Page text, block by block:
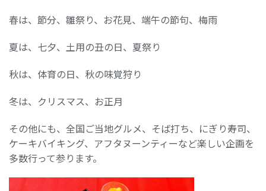
春は、節分、雛祭り、お花見、端午の節句、梅雨
夏は、七夕、土用の丑の日、夏祭り
秋は、体育の日、秋の味覚狩り
冬は、クリスマス、お正月
その他にも、全国ご当地グルメ、そば打ち、にぎり寿司、
ケーキバイキング、アフタヌーンティーなど楽しい企画を
多数行って参ります。